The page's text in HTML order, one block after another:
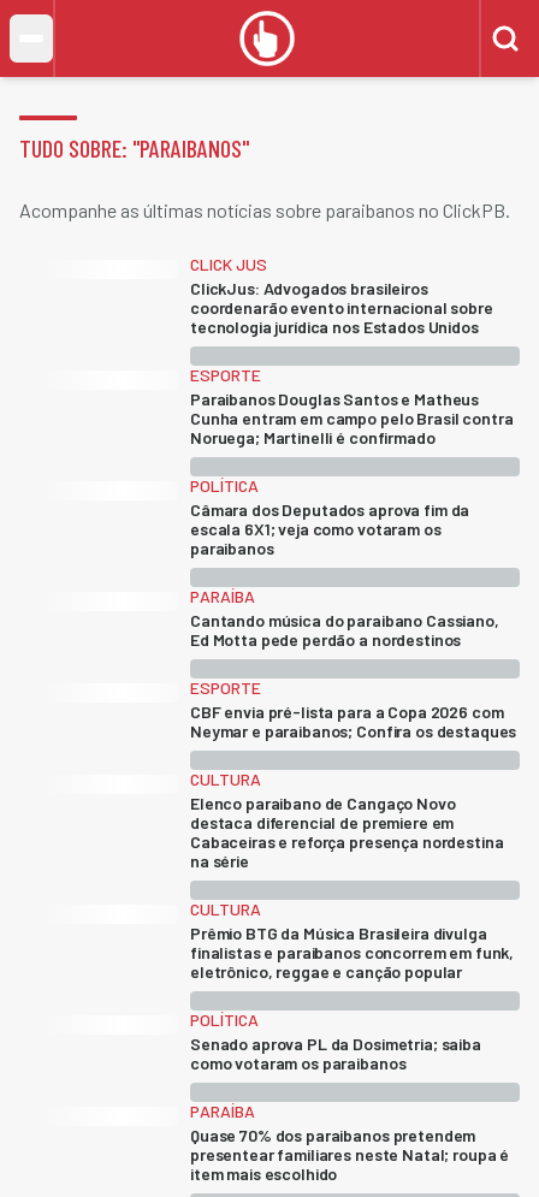
TUDO SOBRE: "PARAIBANOS"
Acompanhe as últimas notícias sobre paraibanos no ClickPB.
CLICK JUS
ClickJus: Advogados brasileiros
coordenarão evento internacional sobre
tecnologia jurídica nos Estados Unidos
ESPORTE
Paraibanos Douglas Santos e Matheus
Cunha entram em campo pelo Brasil contra
Noruega; Martinelli é confirmado
POLÍTICA
Câmara dos Deputados aprova fim da
escala 6X1; veja como votaram os
paraibanos
PARAÍBA
Cantando música do paraibano Cassiano,
Ed Motta pede perdão a nordestinos
ESPORTE
CBF envia pré-lista para a Copa 2026 com
Neymar e paraibanos; Confira os destaques
CULTURA
Elenco paraibano de Cangaço Novo
destaca diferencial de premiere em
Cabaceiras e reforça presença nordestina
na série
CULTURA
Prêmio BTG da Música Brasileira divulga
finalistas e paraibanos concorrem em funk,
eletrônico, reggae e canção popular
POLÍTICA
Senado aprova PL da Dosimetria; saiba
como votaram os paraibanos
PARAÍBA
Quase 70% dos paraibanos pretendem
presentear familiares neste Natal; roupa é
item mais escolhido